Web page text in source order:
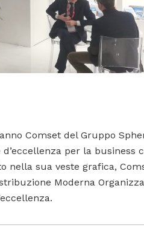
Comset del Gruppo
per la business
nella sua veste grafica,
Moderna